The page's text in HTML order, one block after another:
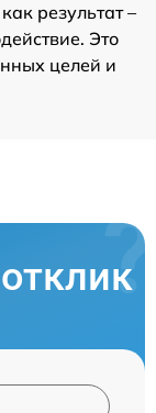
результат –
Это
целей и